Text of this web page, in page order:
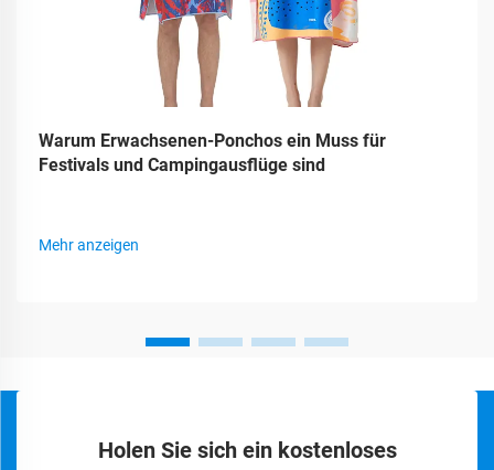
Warum Erwachsenen-Ponchos ein Muss für
Festivals und Campingausflüge sind
Mehr anzeigen
Holen Sie sich ein kostenloses